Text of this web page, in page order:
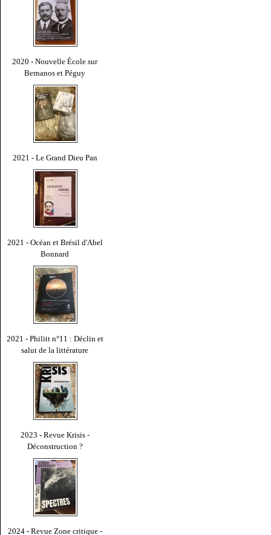
2020 - Nouvelle École sur
Bernanos et Péguy
2021 - Le Grand Dieu Pan
2021 - Océan et Brésil d'Abel
Bonnard
2021 - Philitt n°11 : Déclin et
salut de la littérature
2023 - Revue Krisis -
Déconstruction ?
2024 - Revue Zone critique -